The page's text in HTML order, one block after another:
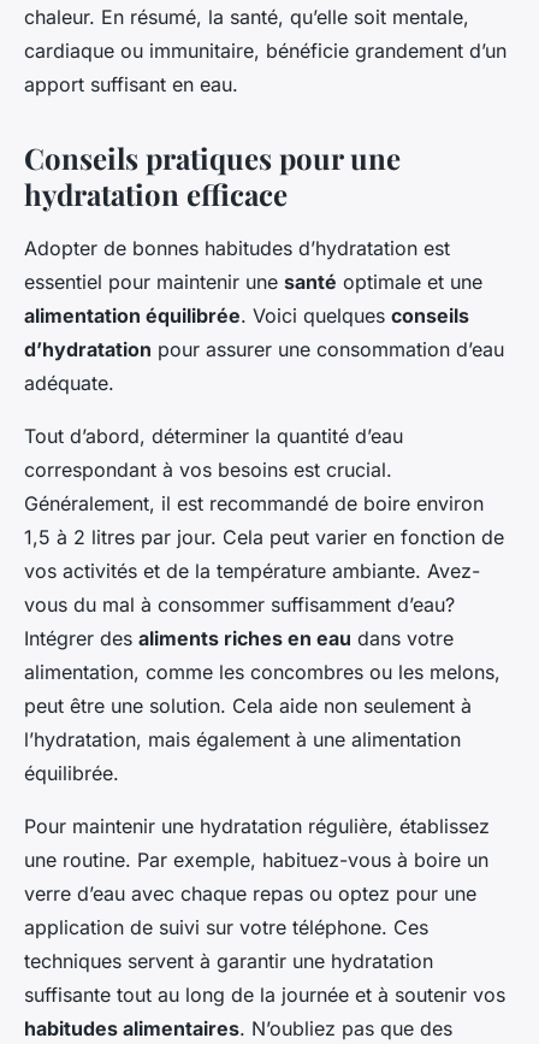
chaleur. En résumé, la santé, qu’elle soit mentale,
cardiaque ou immunitaire, bénéficie grandement d’un
apport suffisant en eau.
Conseils pratiques pour une
hydratation efficace
Adopter de bonnes habitudes d’hydratation est
essentiel pour maintenir une santé optimale et une
alimentation équilibrée. Voici quelques conseils
d’hydratation pour assurer une consommation d’eau
adéquate.
Tout d’abord, déterminer la quantité d’eau
correspondant à vos besoins est crucial.
Généralement, il est recommandé de boire environ
1,5 à 2 litres par jour. Cela peut varier en fonction de
vos activités et de la température ambiante. Avez-
vous du mal à consommer suffisamment d’eau?
Intégrer des aliments riches en eau dans votre
alimentation, comme les concombres ou les melons,
peut être une solution. Cela aide non seulement à
l’hydratation, mais également à une alimentation
équilibrée.
Pour maintenir une hydratation régulière, établissez
une routine. Par exemple, habituez-vous à boire un
verre d’eau avec chaque repas ou optez pour une
application de suivi sur votre téléphone. Ces
techniques servent à garantir une hydratation
suffisante tout au long de la journée et à soutenir vos
habitudes alimentaires. N’oubliez pas que des